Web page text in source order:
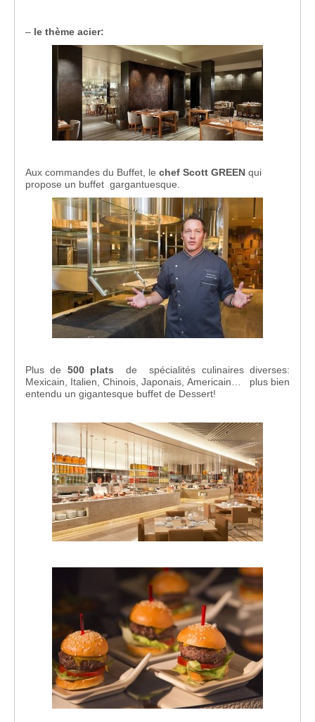
– le thème acier:
Aux commandes du Buffet, le chef Scott GREEN qui
propose un buffet gargantuesque.
Plus de 500 plats de spécialités culinaires diverses:
Mexicain, Italien, Chinois, Japonais, Americain… plus bien
entendu un gigantesque buffet de Dessert!